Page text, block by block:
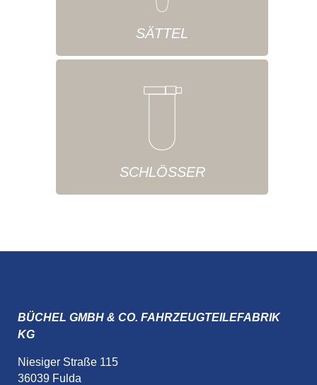
SÄTTEL
SCHLÖSSER
BÜCHEL GMBH & CO. FAHRZEUGTEILEFABRIK
KG
Niesiger Straße 115
36039 Fulda